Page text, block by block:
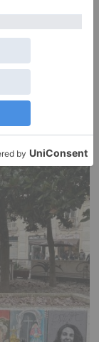
Marchionne e